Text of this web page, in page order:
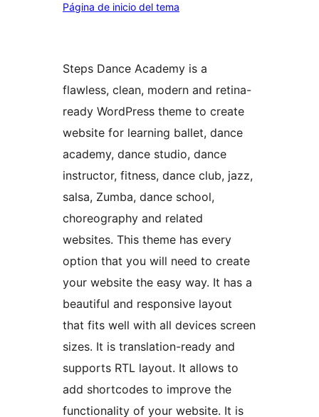
Página de inicio del tema
Steps Dance Academy is a
flawless, clean, modern and retina-
ready WordPress theme to create
website for learning ballet, dance
academy, dance studio, dance
instructor, fitness, dance club, jazz,
salsa, Zumba, dance school,
choreography and related
websites. This theme has every
option that you will need to create
your website the easy way. It has a
beautiful and responsive layout
that fits well with all devices screen
sizes. It is translation-ready and
supports RTL layout. It allows to
add shortcodes to improve the
functionality of your website. It is